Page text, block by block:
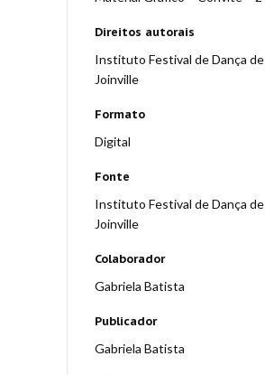
Direitos autorais
Instituto Festival de Dança de
Joinville
Formato
Digital
Fonte
Instituto Festival de Dança de
Joinville
Colaborador
Gabriela Batista
Publicador
Gabriela Batista